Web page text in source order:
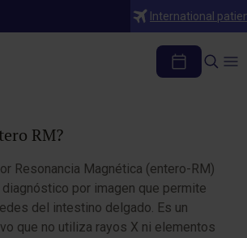
International
Entero RM
RM?
Resonancia Magnética (entero-RM)
por imagen que permite
del intestino delgado. Es un
que no utiliza rayos X ni elementos